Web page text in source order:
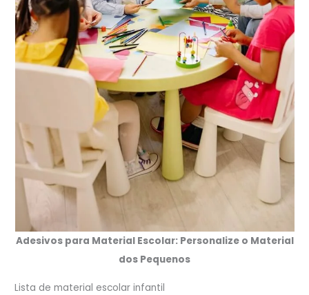
Adesivos para Material Escolar: Personalize o Material
dos Pequenos
Lista de material escolar infantil